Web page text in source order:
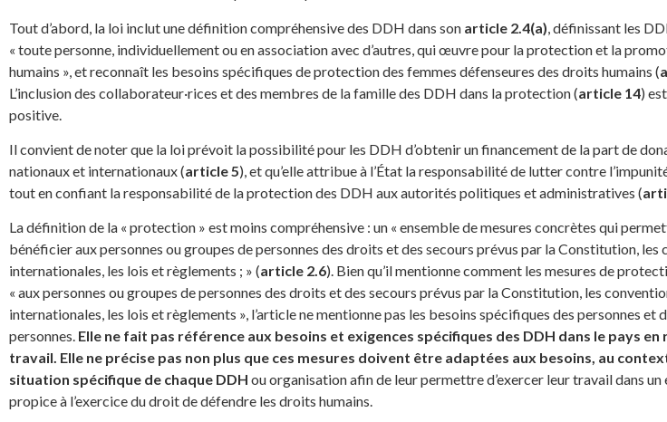
Tout d’abord, la loi inclut une définition compréhensive des DDH dans son article 2.4(a) , définissant les
« toute personne, individuellement ou en association avec d’autres, qui œuvre pour la protection et la
humains », et reconnaît les besoins spécifiques de protection des femmes défenseures des droits humains (
L’inclusion des collaborateur·rices et des membres de la famille des DDH dans la protection (article 14)
positive.
Il convient de noter que la loi prévoit la possibilité pour les DDH d’obtenir un financement de la part de
nationaux et internationaux (article 5), et qu’elle attribue à l’État la responsabilité de lutter contre
tout en confiant la responsabilité de la protection des DDH aux autorités politiques et administratives (
La définition de la « protection » est moins compréhensive : un « ensemble de mesures concrètes qui
bénéficier aux personnes ou groupes de personnes des droits et des secours prévus par la Constitution, les
internationales, les lois et règlements ; » (article 2.6). Bien qu’il mentionne comment les mesures de
« aux personnes ou groupes de personnes des droits et des secours prévus par la Constitution, les
internationales, les lois et règlements », l’article ne mentionne pas les besoins spécifiques des personnes et
personnes. Elle ne fait pas référence aux besoins et exigences spécifiques des DDH dans le pays en
travail. Elle ne précise pas non plus que ces mesures doivent être adaptées aux besoins, au
situation spécifique de chaque DDH ou organisation afin de leur permettre d’exercer leur travail dans
propice à l’exercice du droit de défendre les droits humains.